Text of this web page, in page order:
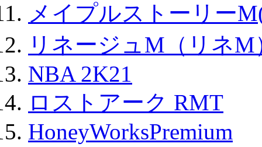
メイプルストーリー
リネージュM（リネM
NBA 2K21
ロストアーク RMT
HoneyWorksPremium